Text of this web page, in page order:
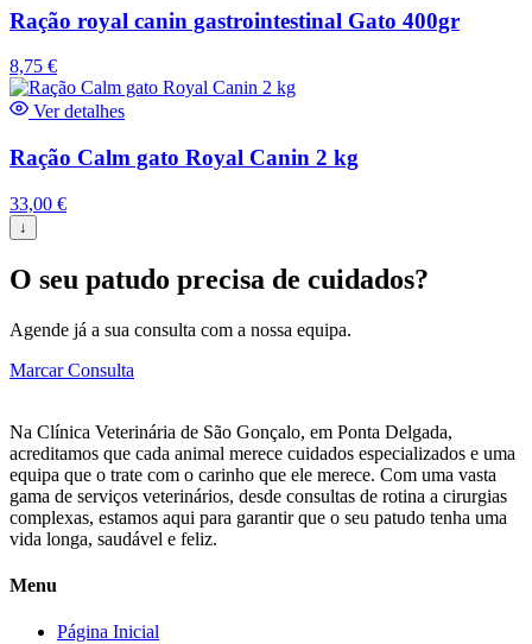
Ração royal canin gastrointestinal Gato 400gr
8,75 €
Ver detalhes
Ração Calm gato Royal Canin 2 kg
33,00 €
↓
O seu patudo precisa de cuidados?
Agende já a sua consulta com a nossa equipa.
Marcar Consulta
Na Clínica Veterinária de São Gonçalo, em Ponta Delgada,
acreditamos que cada animal merece cuidados especializados e uma
equipa que o trate com o carinho que ele merece. Com uma vasta
gama de serviços veterinários, desde consultas de rotina a cirurgias
complexas, estamos aqui para garantir que o seu patudo tenha uma
vida longa, saudável e feliz.
Menu
Página Inicial